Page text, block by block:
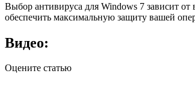
Выбор антивируса для Windows 7 зависит
обеспечить максимальную защиту вашей
Видео:
Оцените статью